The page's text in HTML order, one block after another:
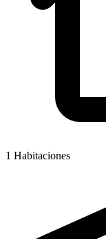
1 Habitaciones